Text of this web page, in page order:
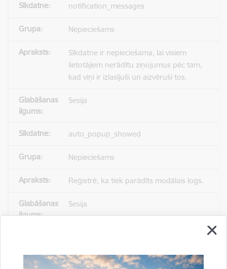
notification_messages
Nepieciešams
Sīkdatne ir nepieciešama, lai visiem
lietotājiem nerādītu ziņojumus pēc tam,
kad viņi ir izlasījuši un aizvēruši tos.
Sesija
auto_popup_showed
Nepieciešams
Reģistrē, ka tiek parādīts modālais logs.
Sesija
Statistikas sīkdatnes (nepieciešamas, lai